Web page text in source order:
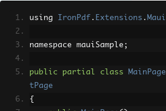
using IronPdf . Extensions . Maui
namespace mauiSample ;
public partial class MainPage
tPage
{